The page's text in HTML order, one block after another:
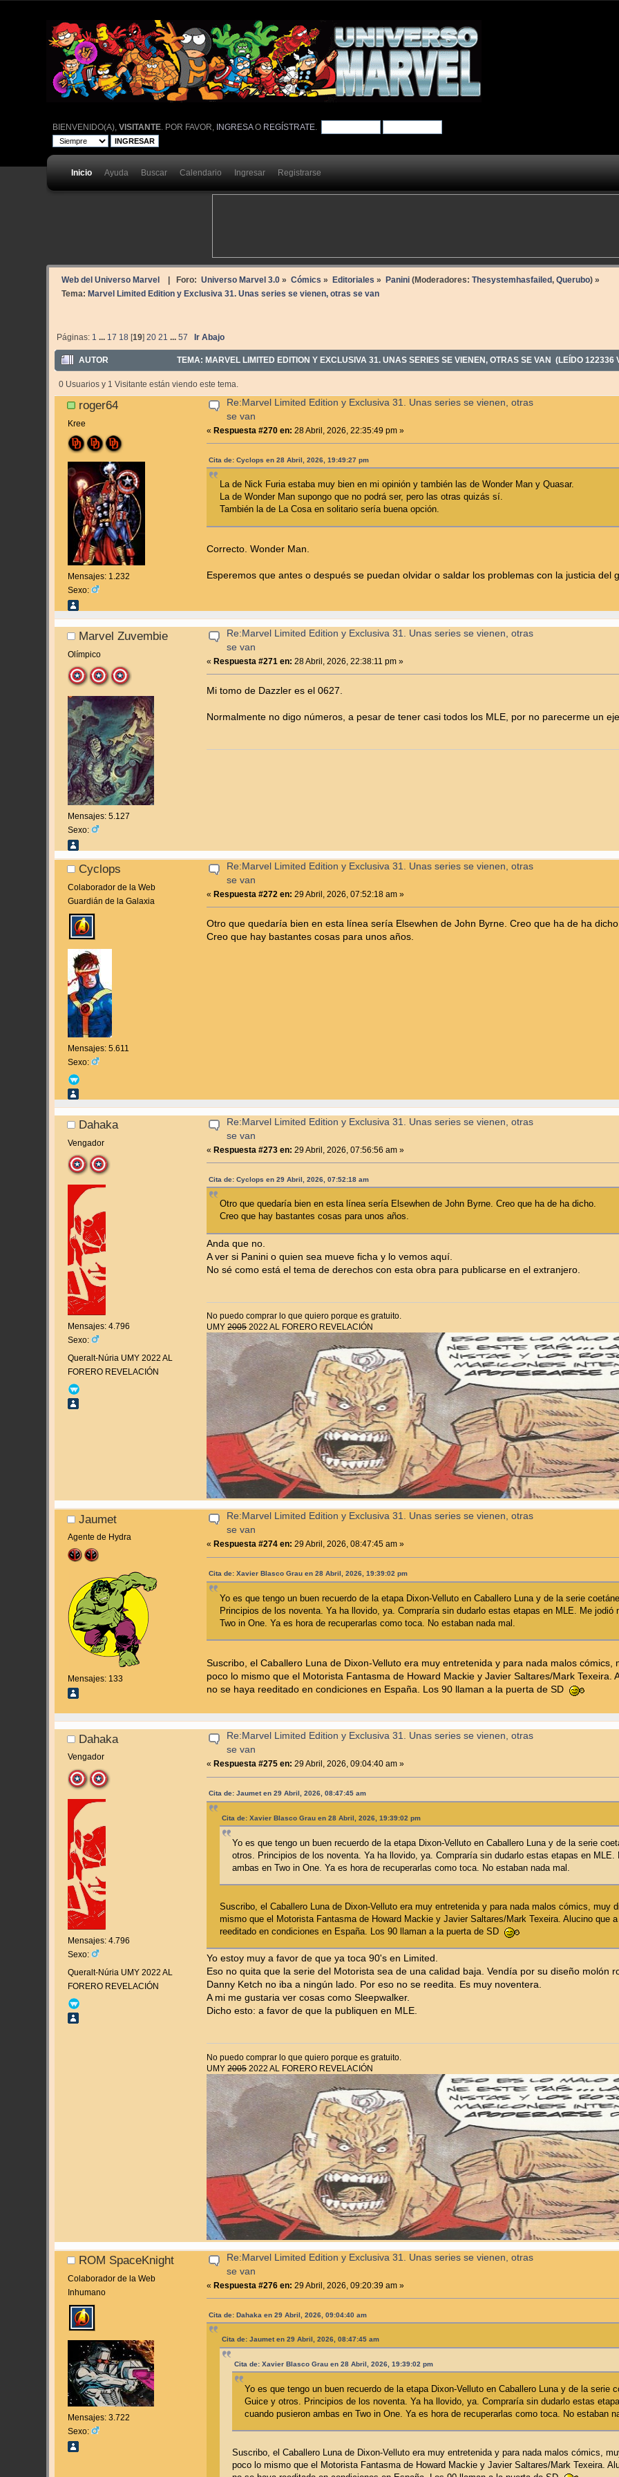
BIENVENIDO(A), VISITANTE. POR FAVOR, INGRESAO REGÍSTRATE.
Inicio Ayuda Buscar Calendario Ingresar Registrarse
Web del Universo Marvel | Foro: Universo Marvel 3.0» Cómics » Editoriales » Panini(Moderadores: Thesystemhasfailed, Querubo) »
Tema: Marvel Limited Edition y Exclusiva 31. Unas series se vienen, otras se van
Páginas: 1 ... 17 18[19] 20 21 ... 57 Ir Abajo
AUTOR TEMA: MARVEL LIMITED EDITION Y EXCLUSIVA 31. UNAS SERIES SE VIENEN, OTRAS SE VAN (LEÍDO 122336
0 Usuarios y 1 Visitante están viendo este tema.
roger64
Kree
Mensajes: 1.232
Sexo:
Re:Marvel Limited Edition y Exclusiva 31. Unas series se vienen, otras
se van
«Respuesta #270 en: 28 Abril, 2026, 22:35:49 pm »
Cita de: Cyclops en 28 Abril, 2026, 19:49:27 pm
La de Nick Furia estaba muy bien en mi opinión y también las de Wonder Man y Quasar.
La de Wonder Man supongo que no podrá ser, pero las otras quizás sí.
También la de La Cosa en solitario sería buena opción.
Correcto. Wonder Man.
Esperemos que antes o después se puedan olvidar o saldar los problemas con la justicia del
Marvel Zuvembie
Olímpico
Mensajes: 5.127
Sexo:
Re:Marvel Limited Edition y Exclusiva 31. Unas series se vienen, otras
se van
«Respuesta #271 en: 28 Abril, 2026, 22:38:11 pm »
Mi tomo de Dazzler es el 0627.
Normalmente no digo números, a pesar de tener casi todos los MLE, por no parecerme un
Cyclops
Colaborador de la Web
Guardián de la Galaxia
Mensajes: 5.611
Sexo:
Re:Marvel Limited Edition y Exclusiva 31. Unas series se vienen, otras
se van
«Respuesta #272 en: 29 Abril, 2026, 07:52:18 am »
Otro que quedaría bien en esta línea sería Elsewhen de John Byrne. Creo que ha de ha dicho.
Creo que hay bastantes cosas para unos años.
Dahaka
Vengador
Mensajes: 4.796
Sexo:
Queralt-Núria UMY 2022 AL
FORERO REVELACIÓN
Re:Marvel Limited Edition y Exclusiva 31. Unas series se vienen, otras
se van
«Respuesta #273 en: 29 Abril, 2026, 07:56:56 am »
Cita de: Cyclops en 29 Abril, 2026, 07:52:18 am
Otro que quedaría bien en esta línea sería Elsewhen de John Byrne. Creo que ha de ha dicho.
Creo que hay bastantes cosas para unos años.
Anda que no.
A ver si Panini o quien sea mueve ficha y lo vemos aquí.
No sé como está el tema de derechos con esta obra para publicarse en el extranjero.
No puedo comprar lo que quiero porque es gratuito.
UMY20052022 AL FORERO REVELACIÓN
Jaumet
Agente de Hydra
Mensajes: 133
Re:Marvel Limited Edition y Exclusiva 31. Unas series se vienen, otras
se van
« Respuesta #274 en: 29 Abril, 2026, 08:47:45 am »
Cita de: Xavier Blasco Grau en 28 Abril, 2026, 19:39:02 pm
Yo es que tengo un buen recuerdo de la etapa Dixon-Velluto en Caballero Luna y de la serie
Principios de los noventa. Ya ha llovido, ya. Compraría sin dudarlo estas etapas en MLE. Me
Two in One. Ya es hora de recuperarlas como toca. No estaban nada mal.
Suscribo, el Caballero Luna de Dixon-Velluto era muy entretenida y para nada malos
poco lo mismo que el Motorista Fantasma de Howard Mackie y Javier Saltares/Mark
no se haya reeditado en condiciones en España. Los 90 llaman a la puerta de SD
Dahaka
Vengador
Mensajes: 4.796
Sexo:
Queralt-Núria UMY 2022 AL
FORERO REVELACIÓN
Re:Marvel Limited Edition y Exclusiva 31. Unas series se vienen, otras
se van
« Respuesta #275 en: 29 Abril, 2026, 09:04:40 am »
Cita de: Jaumet en 29 Abril, 2026, 08:47:45 am
Cita de: Xavier Blasco Grau en 28 Abril, 2026, 19:39:02 pm
Yo es que tengo un buen recuerdo de la etapa Dixon-Velluto en Caballero Luna y de la serie
otros. Principios de los noventa. Ya ha llovido, ya. Compraría sin dudarlo estas etapas en
ambas en Two in One. Ya es hora de recuperarlas como toca. No estaban nada mal.
Suscribo, el Caballero Luna de Dixon-Velluto era muy entretenida y para nada malos cómics, muy
mismo que el Motorista Fantasma de Howard Mackie y Javier Saltares/Mark Texeira. Alucino que
reeditado en condiciones en España. Los 90 llaman a la puerta de SD
Yo estoy muy a favor de que ya toca 90's en Limited.
Eso no quita que la serie del Motorista sea de una calidad baja. Vendía por su diseño molón
Danny Ketch no iba a ningún lado. Por eso no se reedita. Es muy noventera.
A mi me gustaria ver cosas como Sleepwalker.
Dicho esto: a favor de que la publiquen en MLE.
No puedo comprar lo que quiero porque es gratuito.
UMY20052022 AL FORERO REVELACIÓN
ROM SpaceKnight
Colaborador de la Web
Inhumano
Mensajes: 3.722
Sexo:
Re:Marvel Limited Edition y Exclusiva 31. Unas series se vienen, otras
se van
«Respuesta #276 en: 29 Abril, 2026, 09:20:39 am »
Cita de: Dahaka en 29 Abril, 2026, 09:04:40 am
Cita de: Jaumet en 29 Abril, 2026, 08:47:45 am
Cita de: Xavier Blasco Grau en 28 Abril, 2026, 19:39:02 pm
Yo es que tengo un buen recuerdo de la etapa Dixon-Velluto en Caballero Luna y de la serie
Guice y otros. Principios de los noventa. Ya ha llovido, ya. Compraría sin dudarlo estas
cuando pusieron ambas en Two in One. Ya es hora de recuperarlas como toca. No estaban
Suscribo, el Caballero Luna de Dixon-Velluto era muy entretenida y para nada malos cómics,
poco lo mismo que el Motorista Fantasma de Howard Mackie y Javier Saltares/Mark Texeira.